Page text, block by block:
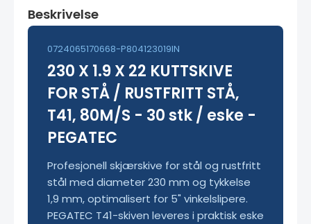
Beskrivelse
0724065170668-P804123019IN
230 X 1.9 X 22 KUTTSKIVE
FOR STÅ / RUSTFRITT STÅ,
T41, 80M/S - 30 stk / eske -
PEGATEC
Profesjonell skjærskive for stål og rustfritt
stål med diameter 230 mm og tykkelse
1,9 mm, optimalisert for 5" vinkelslipere.
PEGATEC T41-skiven leveres i praktisk eske